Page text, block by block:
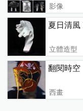
影像
夏日清風
立體造型
翻閱時空
西畫